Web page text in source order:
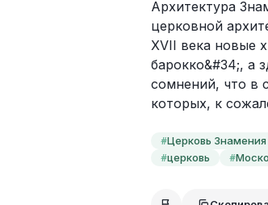
Архитектура
церковной
XVII века новые
барокко&#34;, а
сомнений, что в
которых, к
#Церковь
#церковь #